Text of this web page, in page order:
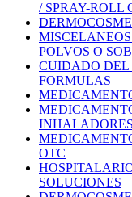
/ SPRAY-ROLL
POLVOS O
CUIDADO DEL
FORMULAS
INHALADORES
OTC
SOLUCIONES